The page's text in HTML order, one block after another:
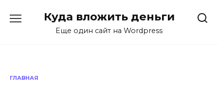
Куда вложить деньги
Еще один сайт на Wordpress
ГЛАВНАЯ